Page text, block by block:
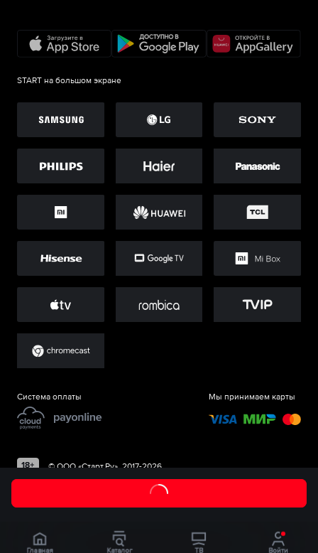
START на большом экране
Система оплаты Мы принимаем карты
©ООО «Старт.Ру», 2017-2026
Главная Каталог ТВ Войти